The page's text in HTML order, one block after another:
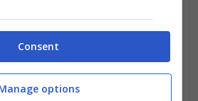
Consent
options